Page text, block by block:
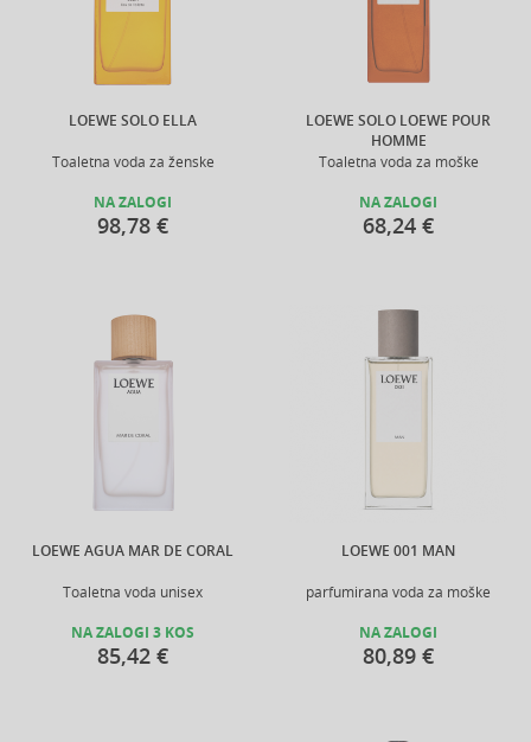
LOEWE SOLO ELLA
Toaletna voda za ženske
NA ZALOGI
98,78 €
LOEWE SOLO LOEWE POUR
HOMME
Toaletna voda za moške
NA ZALOGI
68,24 €
LOEWE AGUA MAR DE CORAL
Toaletna voda unisex
NA ZALOGI 3 KOS
85,42 €
LOEWE 001 MAN
parfumirana voda za moške
NA ZALOGI
80,89 €